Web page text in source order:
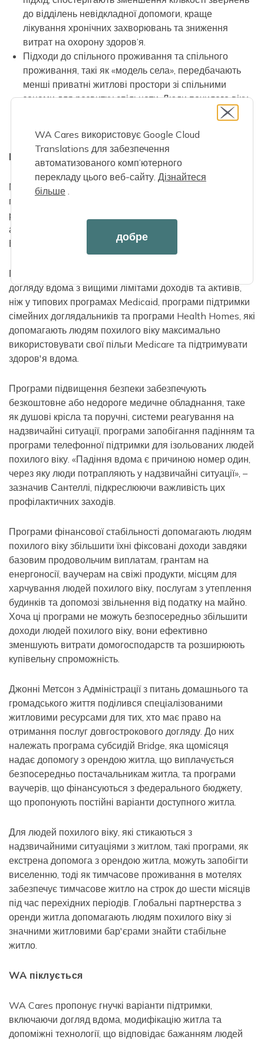
до відділень невідкладної допомоги, краще
лікування хронічних захворювань та зниження
витрат на охорону здоров’я.
Підходи до спільного проживання та спільного
проживання, такі як «модель села», передбачають
менші приватні житлові простори зі спільними
зонами для розвитку спільноти. Люди похилого віку
вважають це життєздатним місцем для життя,
Місцеві ресурси для людей похилого віку
Метт Сантеллі з організації «Ресурси для людей
похилого віку та інвалідів округу Пірс» детально
розповів про численні програми, доступні через місцеві
агентства з питань старіння по всьому штату
Вашингтон.
Послуги з покращення здоров'я включають програми
догляду вдома з вищими лімітами доходів та активів,
ніж у типових програмах Medicaid, програми підтримки
сімейних доглядальників та програми Health Homes, які
допомагають людям похилого віку максимально
використовувати свої пільги Medicare та підтримувати
здоров'я вдома.
Програми підвищення безпеки забезпечують
безкоштовне або недороге медичне обладнання, таке
як душові крісла та поручні, системи реагування на
надзвичайні ситуації, програми запобігання падінням та
програми телефонної підтримки для ізольованих людей
похилого віку. «Падіння вдома є причиною номер один,
через яку люди потрапляють у надзвичайні ситуації», –
зазначив Сантеллі, підкреслюючи важливість цих
профілактичних заходів.
Програми фінансової стабільності допомагають людям
похилого віку збільшити їхні фіксовані доходи завдяки
базовим продовольчим виплатам, грантам на
енергоносії, ваучерам на свіжі продукти, місцям для
харчування людей похилого віку, послугам з утеплення
будинків та допомозі звільнення від податку на майно.
Хоча ці програми не можуть безпосередньо збільшити
доходи людей похилого віку, вони ефективно
зменшують витрати домогосподарств та розширюють
купівельну спроможність.
Джонні Метсон з Адміністрації з питань домашнього та
громадського життя поділився спеціалізованими
житловими ресурсами для тих, хто має право на
отримання послуг довгострокового догляду. До них
належать програма субсидій Bridge, яка щомісяця
надає допомогу з орендою житла, що виплачується
безпосередньо постачальникам житла, та програми
ваучерів, що фінансуються з федерального бюджету,
що пропонують постійні варіанти доступного житла.
Для людей похилого віку, які стикаються з
надзвичайними ситуаціями з житлом, такі програми, як
екстрена допомога з орендою житла, можуть запобігти
виселенню, тоді як тимчасове проживання в мотелях
забезпечує тимчасове житло на строк до шести місяців
під час перехідних періодів. Глобальні партнерства з
оренди житла допомагають людям похилого віку зі
значними житловими бар'єрами знайти стабільне
житло.
WA піклується
WA Cares пропонує гнучкі варіанти підтримки,
включаючи догляд вдома, модифікацію житла та
допоміжні технології, що відповідає бажанням людей
WA Cares використовує Google Cloud
Translations для забезпечення
автоматизованого комп’ютерного
перекладу цього веб-сайту. Дізнайтеся
більше.
добре